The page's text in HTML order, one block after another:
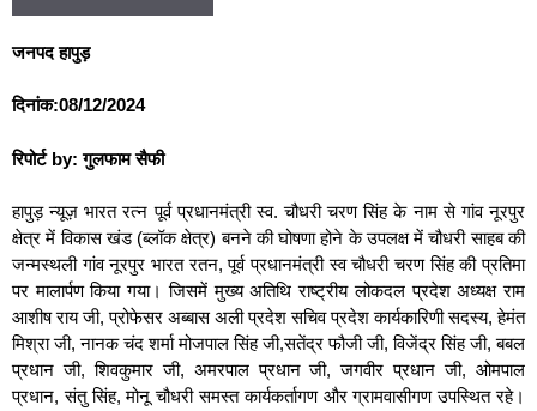
जनपद हापुड़
दिनांक:08/12/2024
रिपोर्ट by: गुलफाम सैफी
हापुड़ न्यूज़ भारत रत्न पूर्व प्रधानमंत्री स्व. चौधरी चरण सिंह के नाम से गांव नूरपुर
क्षेत्र में विकास खंड (ब्लॉक क्षेत्र) बनने की घोषणा होने के उपलक्ष में चौधरी साहब की
जन्मस्थली गांव नूरपुर भारत रतन, पूर्व प्रधानमंत्री स्व चौधरी चरण सिंह की प्रतिमा
पर मालार्पण किया गया। जिसमें मुख्य अतिथि राष्ट्रीय लोकदल प्रदेश अध्यक्ष राम
आशीष राय जी, प्रोफेसर अब्बास अली प्रदेश सचिव प्रदेश कार्यकारिणी सदस्य, हेमंत
मिश्रा जी, नानक चंद शर्मा मोजपाल सिंह जी,सतेंद्र फौजी जी, विजेंद्र सिंह जी, बबल
प्रधान जी, शिवकुमार जी, अमरपाल प्रधान जी, जगवीर प्रधान जी, ओमपाल
प्रधान, संतु सिंह, मोनू चौधरी समस्त कार्यकर्तागण और ग्रामवासीगण उपस्थित रहे।